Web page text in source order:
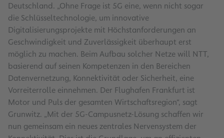
Deutschland. „Ohne Frage ist 5G eine, wenn nicht sogar
die Schlüsseltechnologie, um innovative
Digitalisierungsprojekte mit Höchstanforderungen an
Geschwindigkeit und Zuverlässigkeit überhaupt erst
möglich zu machen. Beim Aufbau solcher Netze will NTT,
basierend auf seinen Kompetenzen in den Bereichen
Datenvernetzung, Konnektivität oder Sicherheit, eine
Vorreiterrolle einnehmen. Der Flughafen Frankfurt ist
Motor und Puls der gesamten Wirtschaftsregion“, sagt
Grunwitz. „Mit der 5G-Campusnetz-Lösung schaffen wir
nun gemeinsam ein neues zentrales Nervensystem der